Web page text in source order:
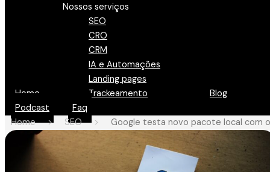
Home
Nossos serviços
SEO
CRO
CRM
IA e Automações
Landing pages
Trackeamento
Blog
Podcast
Faq
Home
> SEO > Google testa novo pacote local com